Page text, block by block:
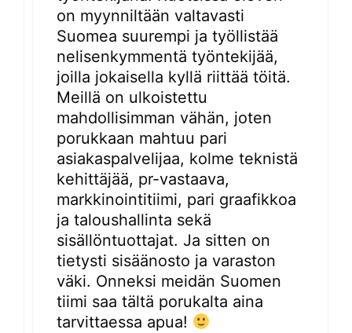
on myynniltään valtavasti
Suomea suurempi ja työllistää
nelisenkymmentä työntekijää,
joilla jokaisella kyllä riittää töitä.
Meillä on ulkoistettu
mahdollisimman vähän, joten
porukkaan mahtuu pari
asiakaspalvelijaa, kolme teknistä
kehittäjää, pr-vastaava,
markkinointitiimi, pari graafikkoa
ja taloushallinta sekä
sisällöntuottajat. Ja sitten on
tietysti sisäänosto ja varaston
väki. Onneksi meidän Suomen
tiimi saa tältä porukalta aina
tarvittaessa apua!